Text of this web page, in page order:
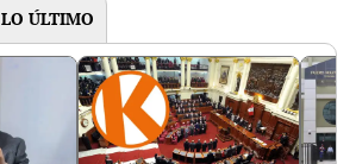
LO ÚLTIMO